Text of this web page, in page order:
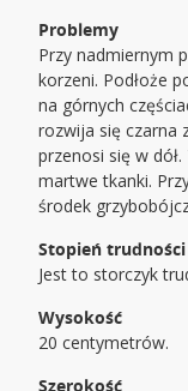
Problemy
Przy nadmiernym
korzeni. Podłoże
na górnych
rozwija się czarna
przenosi się w
martwe tkanki.
środek
Stopień
Jest to storczyk
Wysokość
20 centymetrów.
Szerokość